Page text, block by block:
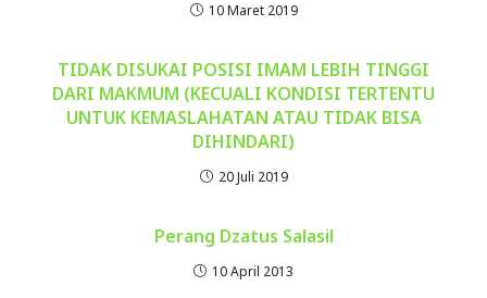
10 Maret 2019
TIDAK DISUKAI POSISI IMAM LEBIH TINGGI
DARI MAKMUM (KECUALI KONDISI TERTENTU
UNTUK KEMASLAHATAN ATAU TIDAK BISA
DIHINDARI)
20 Juli 2019
Perang Dzatus Salasil
10 April 2013